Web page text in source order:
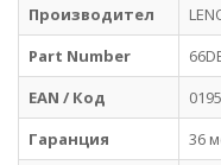
Производител
Part Number
EAN / Код
Гаранция
36